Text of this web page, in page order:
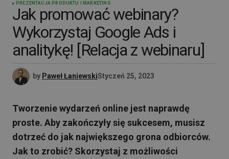
PREZENTACJA PRODUKTU I MARKETING
Jak promować webinary?
Wykorzystaj Google Ads i
analitykę! [Relacja z webinaru]
by Paweł ŁaniewskiStyczeń 25, 2023
Tworzenie wydarzeń online jest naprawdę
proste. Aby zakończyły się sukcesem, musisz
dotrzeć do jak największego grona odbiorców.
Jak to zrobić? Skorzystaj z możliwości